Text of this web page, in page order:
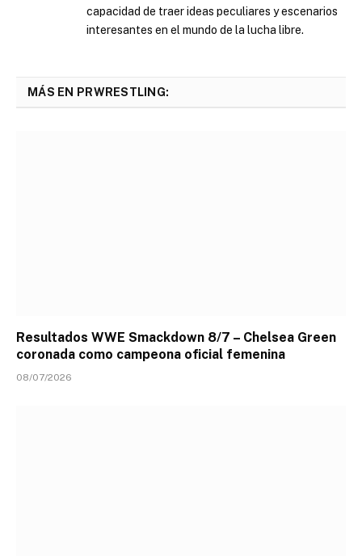
capacidad de traer ideas peculiares y escenarios
interesantes en el mundo de la lucha libre.
MÁS EN PRWRESTLING:
Resultados WWE Smackdown 8/7 – Chelsea Green
coronada como campeona oficial femenina
08/07/2026